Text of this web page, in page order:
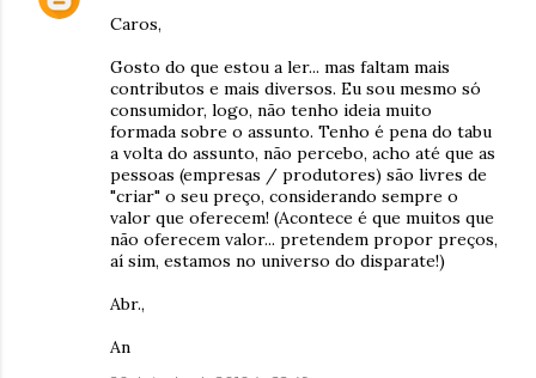
Caros,
Gosto do que estou a ler... mas faltam mais
contributos e mais diversos. Eu sou mesmo só
consumidor, logo, não tenho ideia muito
formada sobre o assunto. Tenho é pena do tabu
a volta do assunto, não percebo, acho até que as
pessoas (empresas / produtores) são livres de
"criar" o seu preço, considerando sempre o
valor que oferecem! (Acontece é que muitos que
não oferecem valor... pretendem propor preços,
aí sim, estamos no universo do disparate!)
Abr.,
An